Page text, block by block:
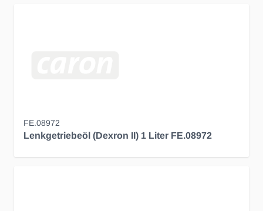
FE.08972
Lenkgetriebeöl (Dexron II) 1 Liter FE.08972